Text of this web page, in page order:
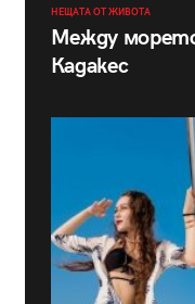
НЕЩАТА ОТ ЖИВОТА
Между
Кадакес